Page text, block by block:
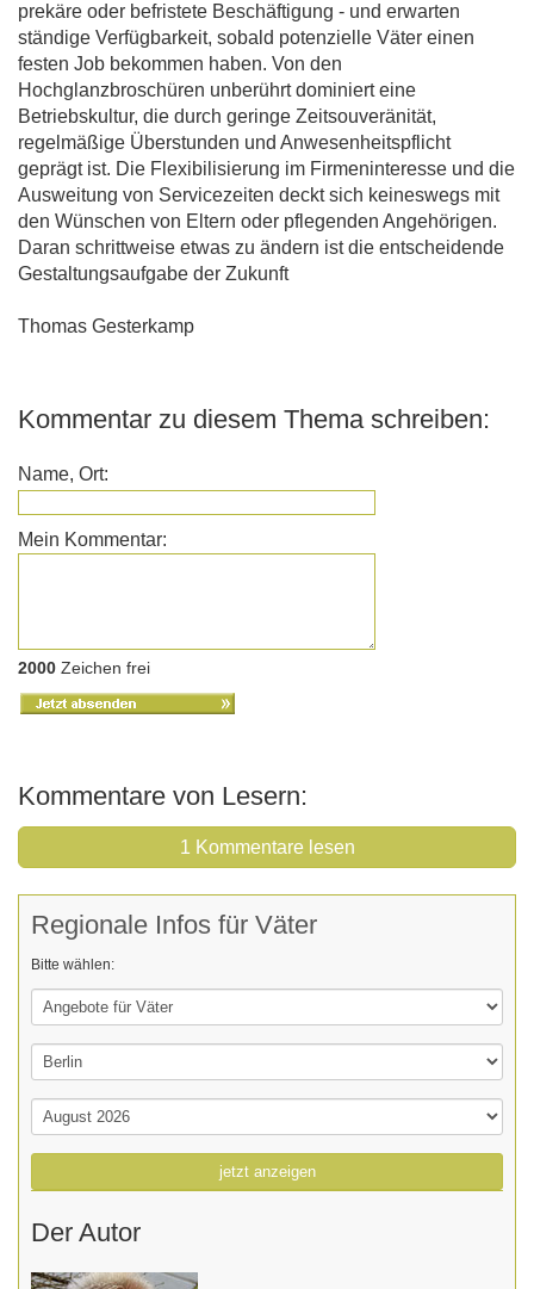
prekäre oder befristete Beschäftigung - und erwarten
ständige Verfügbarkeit, sobald potenzielle Väter einen
festen Job bekommen haben. Von den
Hochglanzbroschüren unberührt dominiert eine
Betriebskultur, die durch geringe Zeitsouveränität,
regelmäßige Überstunden und Anwesenheitspflicht
geprägt ist. Die Flexibilisierung im Firmeninteresse und die
Ausweitung von Servicezeiten deckt sich keineswegs mit
den Wünschen von Eltern oder pflegenden Angehörigen.
Daran schrittweise etwas zu ändern ist die entscheidende
Gestaltungsaufgabe der Zukunft
Thomas Gesterkamp
Kommentar zu diesem Thema schreiben:
Name, Ort:
Mein Kommentar:
2000 Zeichen frei
Kommentare von Lesern:
1 Kommentare lesen
Regionale Infos für Väter
Bitte wählen:
jetzt anzeigen
Der Autor